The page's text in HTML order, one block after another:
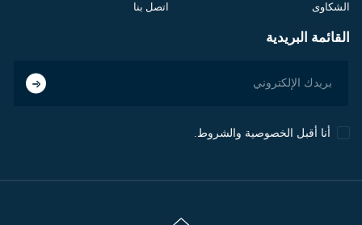
الشكاوى
اتصل بنا
القائمة البريدية
أنا أقبل الخصوصية والشروط.